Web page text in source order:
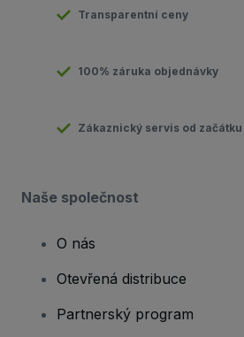
Transparentní ceny
100% záruka objednávky
Zákaznický servis od
Naše společnost
O nás
Otevřená distribuce
Partnerský program